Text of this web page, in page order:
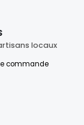
locaux
commande